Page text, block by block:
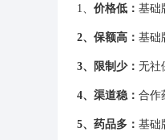
1、 价格低： 基础
2、保额高： 基础
3、限制少： 无社
4、渠道稳： 合作
5、药品多： 基础